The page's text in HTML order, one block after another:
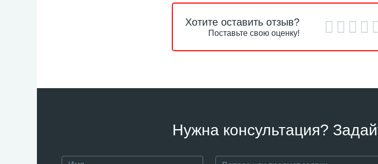
Хотите оставить отзыв?
Поставьте свою оценку!
Нужна консультация?